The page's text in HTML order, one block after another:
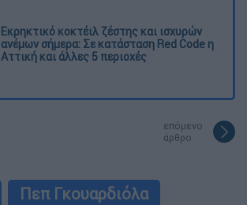
Εκρηκτικό κοκτέιλ ζέστης και ισχυρών
ανέμων σήμερα: Σε κατάσταση Red Code η
Αττική και άλλες 5 περιοχές
επόμενο
άρθρο
Πεπ Γκουαρδιόλα